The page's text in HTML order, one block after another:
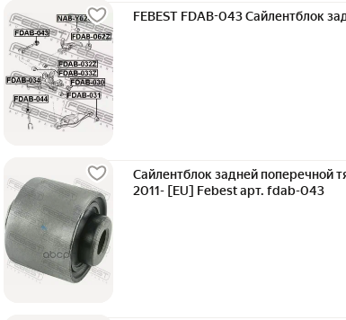
FEBEST FDAB-043 Сайлентблок
Сайлентблок задней поперечной
2011- [EU] Febest арт. fdab-043